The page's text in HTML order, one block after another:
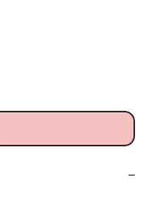
−